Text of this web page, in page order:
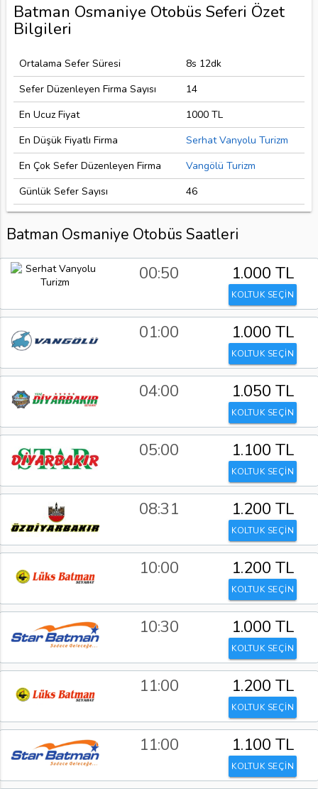
Batman Osmaniye Otobüs Seferi Özet
Bilgileri
Ortalama Sefer Süresi
8s 12dk
Sefer Düzenleyen Firma Sayısı
14
En Ucuz Fiyat
1000 TL
En Düşük Fiyatlı Firma
Serhat Vanyolu Turizm
En Çok Sefer Düzenleyen Firma
Vangölü Turizm
Günlük Sefer Sayısı
46
Batman Osmaniye Otobüs Saatleri
00:50 1.000 TL
KOLTUK SEÇİN
01:00 1.000 TL
KOLTUK SEÇİN
04:00 1.050 TL
KOLTUK SEÇİN
05:00 1.100 TL
KOLTUK SEÇİN
08:31 1.200 TL
KOLTUK SEÇİN
10:00 1.200 TL
KOLTUK SEÇİN
10:30 1.000 TL
KOLTUK SEÇİN
11:00 1.200 TL
KOLTUK SEÇİN
11:00 1.100 TL
KOLTUK SEÇİN